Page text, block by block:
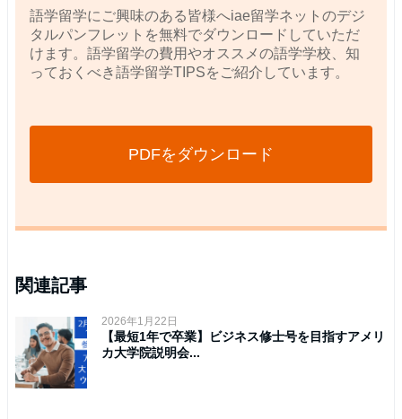
語学留学にご興味のある皆様へiae留学ネットのデジ
タルパンフレットを無料でダウンロードしていただ
けます。語学留学の費用やオススメの語学学校、知
っておくべき語学留学TIPSをご紹介しています。
PDFをダウンロード
関連記事
2026年1月22日
【最短1年で卒業】ビジネス修士号を目指すアメリ
カ大学院説明会...